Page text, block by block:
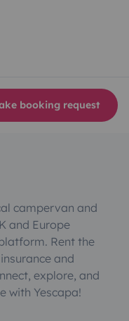
booking request
campervan and
and Europe
Rent the
and
explore, and
with Yescapa!